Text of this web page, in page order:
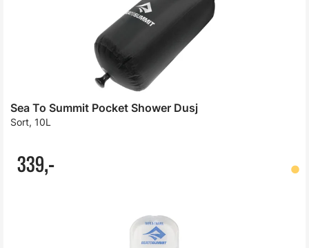
Sea To Summit Pocket Shower Dusj
Sort, 10L
339,-